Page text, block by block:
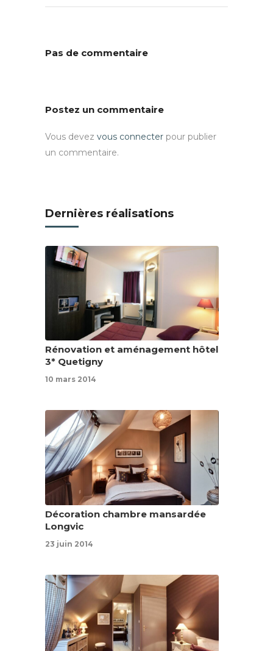
Pas de commentaire
Postez un commentaire
Vous devez vous connecter pour publier
un commentaire.
Dernières réalisations
Rénovation et aménagement hôtel
3* Quetigny
10 mars 2014
Décoration chambre mansardée
Longvic
23 juin 2014